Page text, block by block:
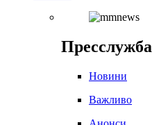
Пресслужба
Новини
Важливо